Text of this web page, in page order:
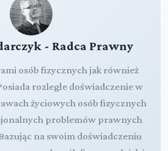
- Radca Prawny
osób fizycznych jak również
rozległe doświadczenie w
życiowych osób fizycznych
problemów prawnych
na swoim doświadczeniu